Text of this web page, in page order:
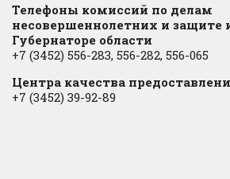
Телефоны комиссий по делам
несовершеннолетних и защите
Губернаторе области
+7 (3452) 556-283, 556-282, 556-065
Центра качества
+7 (3452) 39-92-89